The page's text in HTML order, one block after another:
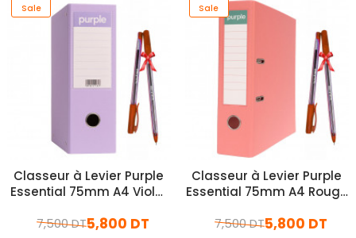
Sale
Classeur à Levier Purple
Essential 75mm A4 Violet
5,800 DT
7,500 DT
Sale
Classeur à Levier Purple
Essential 75mm A4 Rouge
5,800 DT
7,500 DT